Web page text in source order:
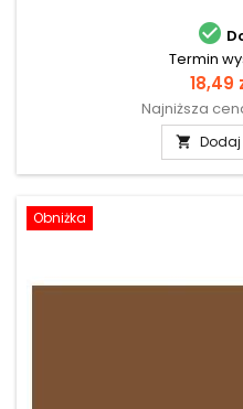

Termin
Cena
18,49
Najniższa

Obniżka